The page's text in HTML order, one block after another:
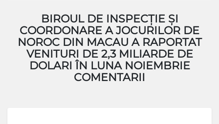
BIROUL DE INSPECȚIE ȘI
COORDONARE A JOCURILOR DE
NOROC DIN MACAU A RAPORTAT
VENITURI DE 2,3 MILIARDE DE
DOLARI ÎN LUNA NOIEMBRIE
COMENTARII